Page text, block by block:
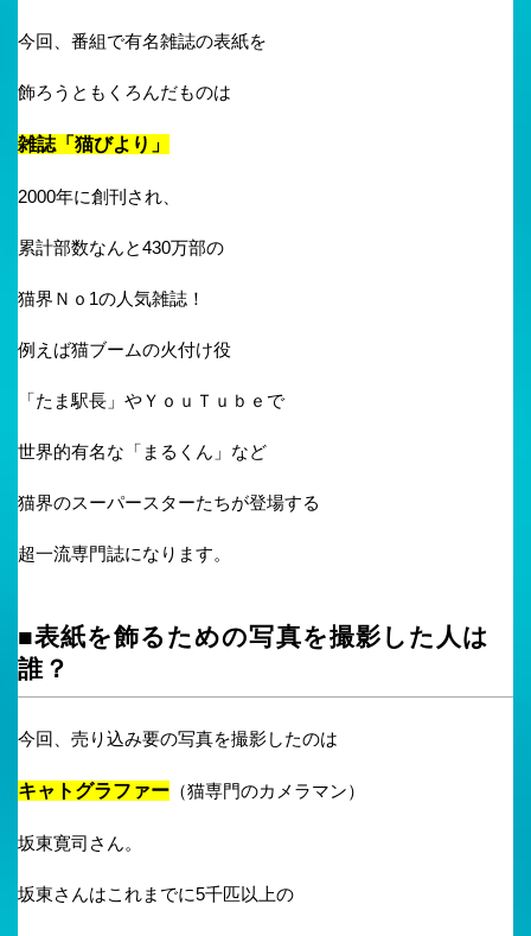
今回、番組で有名雑誌の表紙を
飾ろうともくろんだものは
雑誌「猫びより」
2000年に創刊され、
累計部数なんと430万部の
猫界Ｎｏ1の人気雑誌！
例えば猫ブームの火付け役
「たま駅長」やＹｏｕＴｕｂｅで
世界的有名な「まるくん」など
猫界のスーパースターたちが登場する
超一流専門誌になります。
■表紙を飾るための写真を撮影した人は
誰？
今回、売り込み要の写真を撮影したのは
キャトグラファー （猫専門のカメラマン）
坂東寛司さん。
坂東さんはこれまでに5千匹以上の